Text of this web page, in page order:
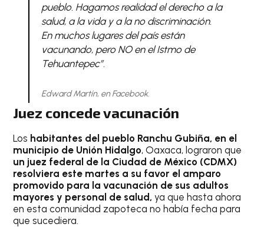
pueblo. Hagamos realidad el derecho a la
salud, a la vida y a la no discriminación.
En muchos lugares del país están
vacunando, pero NO en el Istmo de
Tehuantepec”.
Edward Martín, en Facebook.
Juez concede vacunación
Los habitantes del pueblo Ranchu Gubiña, en el
municipio de Unión Hidalgo, Oaxaca, lograron que
un juez federal de la Ciudad de México (CDMX)
resolviera este martes a su favor el amparo
promovido para la vacunación de sus adultos
mayores y personal de salud, ya que hasta ahora
en esta comunidad zapoteca no había fecha para
que sucediera.